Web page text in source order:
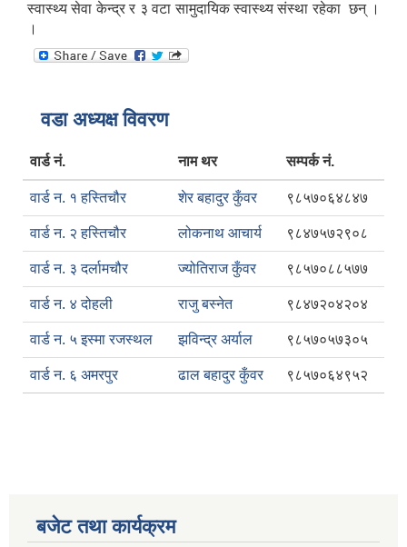
स्वास्थ्य सेवा केन्द्र र ३ वटा सामुदायिक स्वास्थ्य संस्था रहेका छन् ।
।
वडा अध्यक्ष विवरण
वार्ड नं. नाम थर सम्पर्क नं.
वार्ड न. १ हस्तिचौर शेर बहादुर कुँवर ९८५७०६४८४७
वार्ड न. २ हस्तिचौर लोकनाथ आचार्य ९८४७५७२९०८
वार्ड न. ३ दर्लामचौर ज्योतिराज कुँवर ९८५७०८८५७७
वार्ड न. ४ दोहली राजु बस्नेत ९८४७२०४२०४
वार्ड न. ५ इस्मा रजस्थल झविन्द्र अर्याल ९८५७०५७३०५
वार्ड न. ६ अमरपुर ढाल बहादुर कुँवर ९८५७०६४९५२
बजेट तथा कार्यक्रम